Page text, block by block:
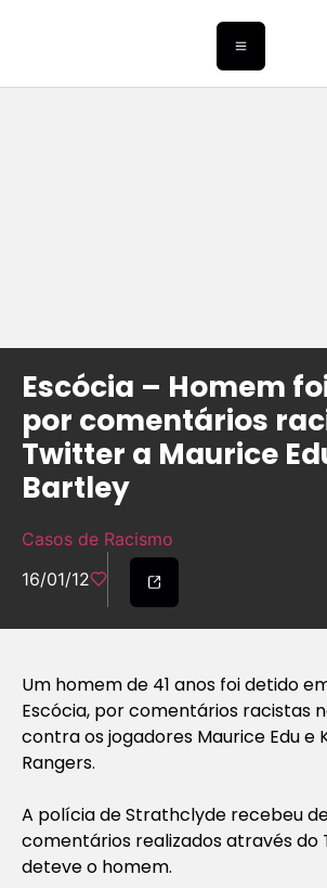
Escócia – Homem
por comentários
Twitter a Maurice
Bartley
Casos de Racismo
16/01/12
Um homem de 41 anos foi detido
Escócia, por comentários racistas
contra os jogadores Maurice Edu e
Rangers.
A polícia de Strathclyde recebeu
comentários realizados através do
deteve o homem.